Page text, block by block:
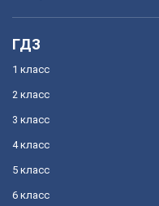
ГДЗ
1 класс
2 класс
3 класс
4 класс
5 класс
6 класс